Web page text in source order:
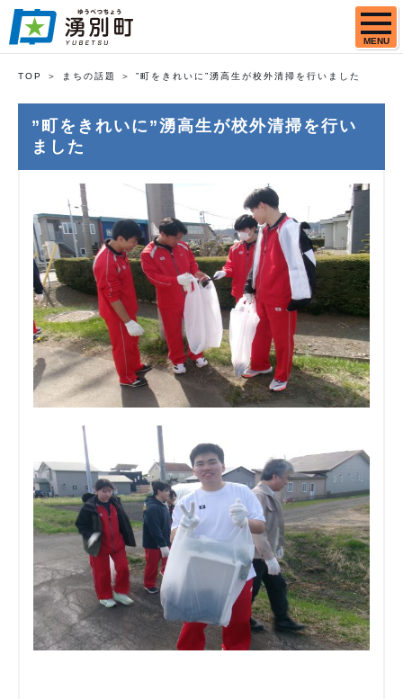
MENU
TOP まちの話題 ”町をきれいに”湧高生が校外清掃を行いました
”町をきれいに”湧高生が校外清掃を行い
ました